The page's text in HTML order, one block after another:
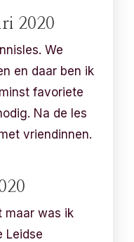
2020
We
en daar ben ik
favoriete
Na de les
vriendinnen.
maar was ik
Leidse